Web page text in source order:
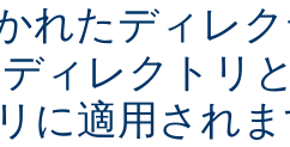
れたディレ
ィレクトリ
に適用され